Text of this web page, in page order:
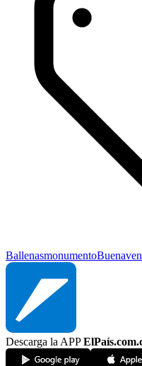
Ballenasmonumento
Descarga la APP